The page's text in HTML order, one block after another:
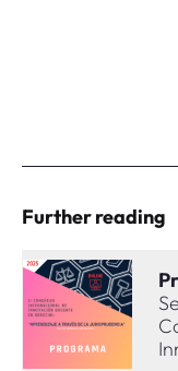
Further reading